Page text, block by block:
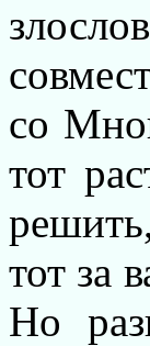
со
тот
тот за
Но